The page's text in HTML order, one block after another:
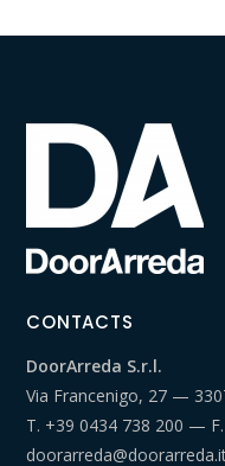
CONTACTS
DoorArreda S.r.l.
Via Francenigo, 27 —
T. +39 0434 738 200 — F.